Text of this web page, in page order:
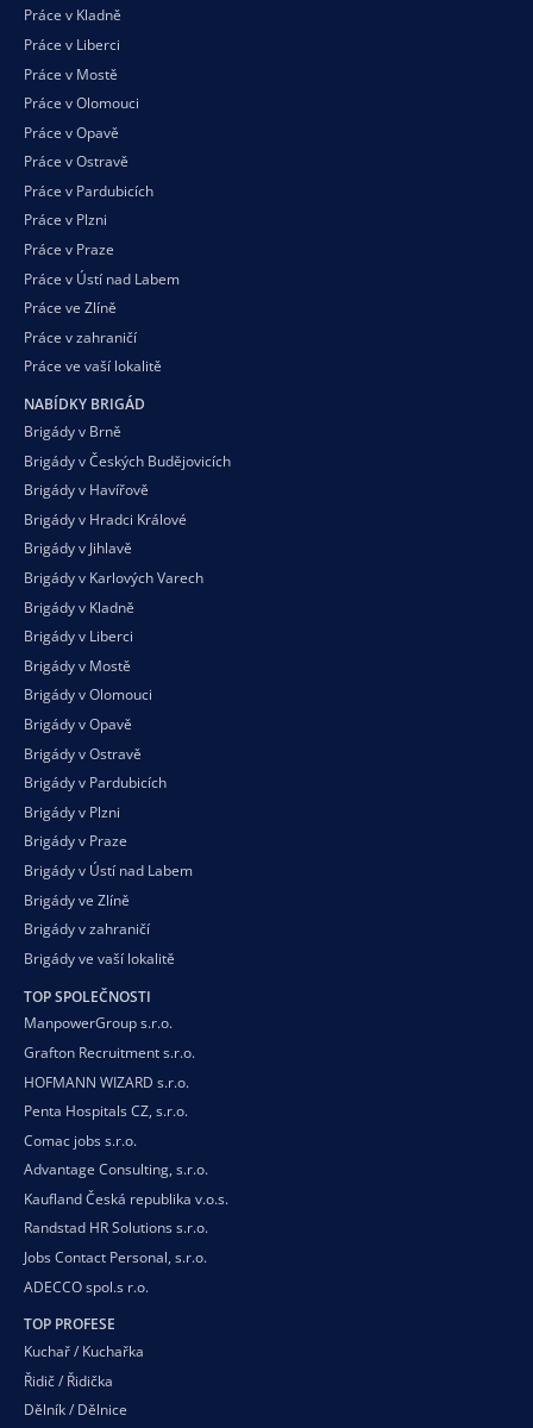
Práce v Kladně
Práce v Liberci
Práce v Mostě
Práce v Olomouci
Práce v Opavě
Práce v Ostravě
Práce v Pardubicích
Práce v Plzni
Práce v Praze
Práce v Ústí nad Labem
Práce ve Zlíně
Práce v zahraničí
Práce ve vaší lokalitě
NABÍDKY BRIGÁD
Brigády v Brně
Brigády v Českých Budějovicích
Brigády v Havířově
Brigády v Hradci Králové
Brigády v Jihlavě
Brigády v Karlových Varech
Brigády v Kladně
Brigády v Liberci
Brigády v Mostě
Brigády v Olomouci
Brigády v Opavě
Brigády v Ostravě
Brigády v Pardubicích
Brigády v Plzni
Brigády v Praze
Brigády v Ústí nad Labem
Brigády ve Zlíně
Brigády v zahraničí
Brigády ve vaší lokalitě
TOP SPOLEČNOSTI
ManpowerGroup s.r.o.
Grafton Recruitment s.r.o.
HOFMANN WIZARD s.r.o.
Penta Hospitals CZ, s.r.o.
Comac jobs s.r.o.
Advantage Consulting, s.r.o.
Kaufland Česká republika v.o.s.
Randstad HR Solutions s.r.o.
Jobs Contact Personal, s.r.o.
ADECCO spol.s r.o.
TOP PROFESE
Kuchař / Kuchařka
Řidič / Řidička
Dělník / Dělnice